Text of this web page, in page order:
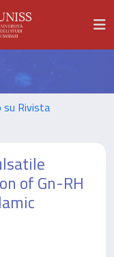
su Rivista
of Gn-RH